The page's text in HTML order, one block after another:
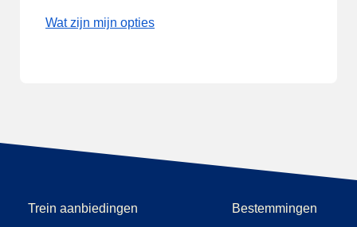
Wat zijn mijn opties
Trein aanbiedingen Bestemmingen